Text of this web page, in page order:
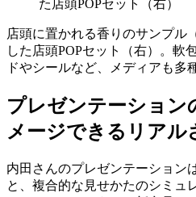
店頭に置かれる香りのサンプル
した店頭POPセット（右）。軟
ドやシールなど、メディアも多
プレゼンテーション
メージできるリアル
内田さんのプレゼンテーション
と、複合的な見せかたのシミュ